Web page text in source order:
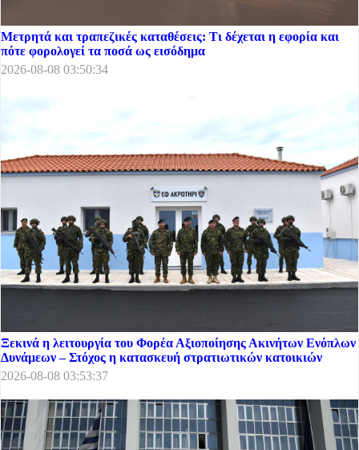
Μετρητά και τραπεζικές καταθέσεις: Τι δέχεται η εφορία και
πότε φορολογεί τα ποσά ως εισόδημα
2026-08-08 03:50:34
Ξεκινά η λειτουργία του Φορέα Αξιοποίησης Ακινήτων Ενόπλων
Δυνάμεων – Στόχος η κατασκευή στρατιωτικών κατοικιών
2026-08-08 03:53:37